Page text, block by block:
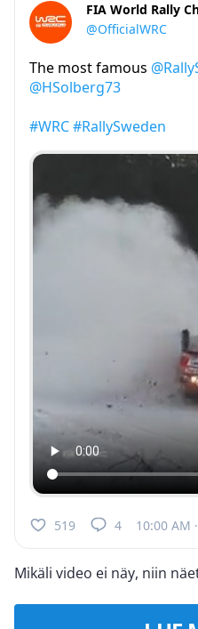
FIA World Rally
@OfficialWRC
The most famous
@HSolberg73
#WRC#RallySweden
519 4 10:00 AM
Mikäli video ei näy, niin